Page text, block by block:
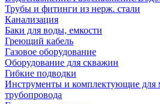
Трубы и фитинги из нерж. стали
Канализация
Баки для воды, емкости
Греющий кабель
Газовое оборудование
Оборудование для скважин
Гибкие подводки
Инструменты и комплектующие
трубопровода